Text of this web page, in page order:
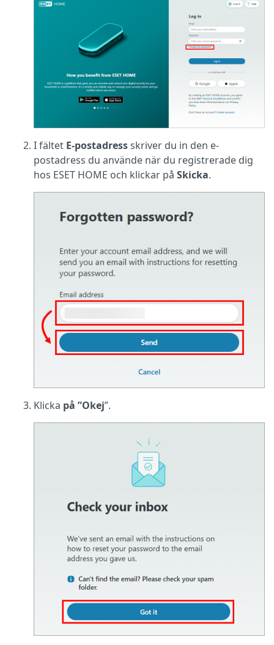
I fältet E-postadressskriver du in den e-
postadress du använde när du registrerade dig
hos ESET HOME och klickar på Skicka.
Klicka på ”Okej”.